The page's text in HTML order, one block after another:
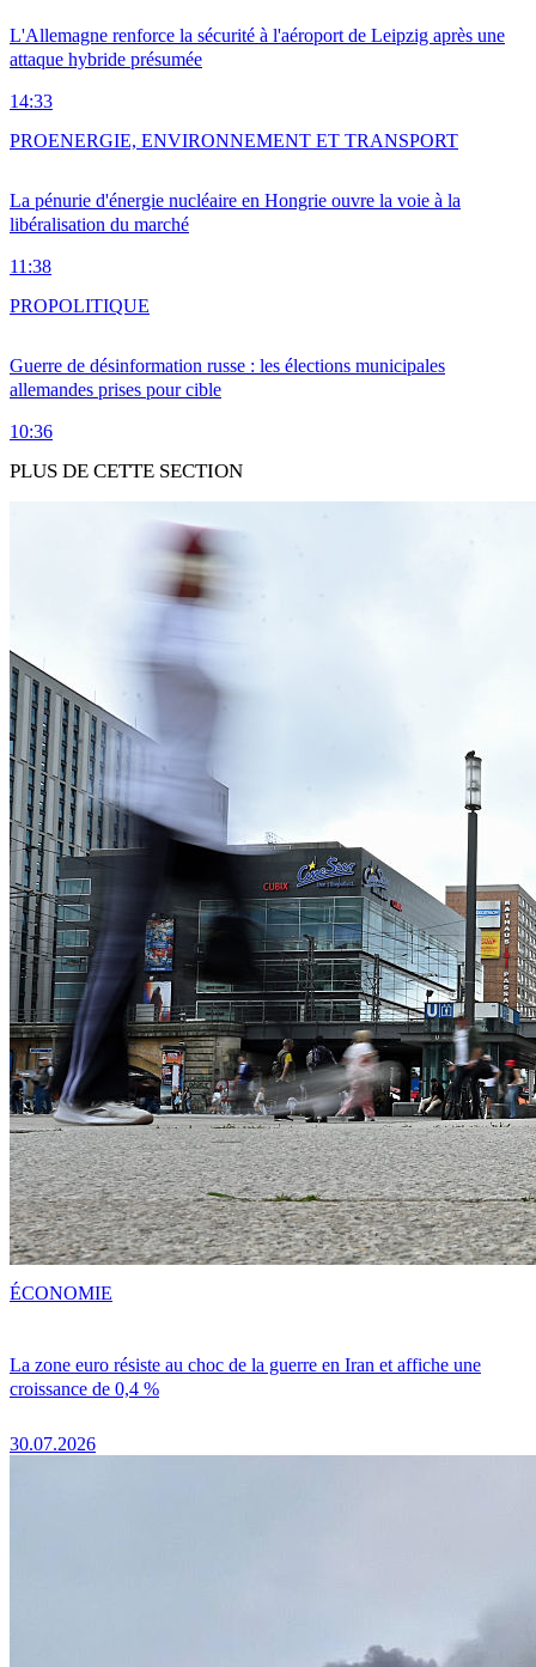
L'Allemagne renforce la sécurité à l'aéroport de Leipzig après une
attaque hybride présumée
14:33
La pénurie d'énergie nucléaire en Hongrie ouvre la voie à la
libéralisation du marché
11:38
PROENERGIE, ENVIRONNEMENT ET TRANSPORT
Guerre de désinformation russe : les élections municipales
allemandes prises pour cible
10:36
PROPOLITIQUE
PLUS DE CETTE SECTION
La zone euro résiste au choc de la guerre en Iran et affiche une
croissance de 0,4 %
30.07.2026
ÉCONOMIE